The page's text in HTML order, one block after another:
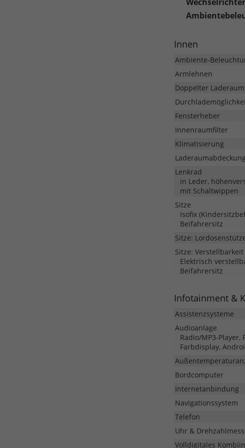
Innen
Ambiente-
Armlehnen
Doppelter
Fensterheber
Innenraumfilter
Klimatisierung
Laderaumabdeckung
Lenkrad
in Leder,
mit Schaltwippen
Sitze
Isofix
Beifahrersitz
Sitze:
Sitze: Verstellbarkeit
Elektrisch
Beifahrersitz
Infotainment &
Assistenzsysteme
Audioanlage
Radio/MP3-Player,
Farbdisplay,
Bordcomputer
Internetanbindung
Navigationssystem
Telefon
Uhr &
Volldigitales